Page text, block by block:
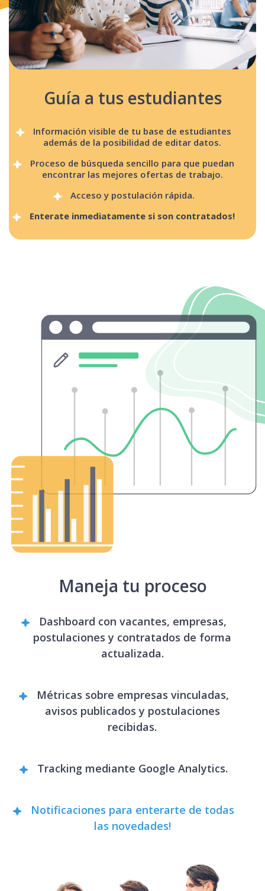
Guía a tus estudiantes
Información visible de tu base de estudiantes
además de la posibilidad de editar datos.
Proceso de búsqueda sencillo para que puedan
encontrar las mejores ofertas de trabajo.
Acceso y postulación rápida.
Enterate inmediatamente si son contratados!
Maneja tu proceso
Dashboard con vacantes, empresas,
postulaciones y contratados de forma
actualizada.
Métricas sobre empresas vinculadas,
avisos publicados y postulaciones
recibidas.
Tracking mediante Google Analytics.
Notificaciones para enterarte de todas
las novedades!